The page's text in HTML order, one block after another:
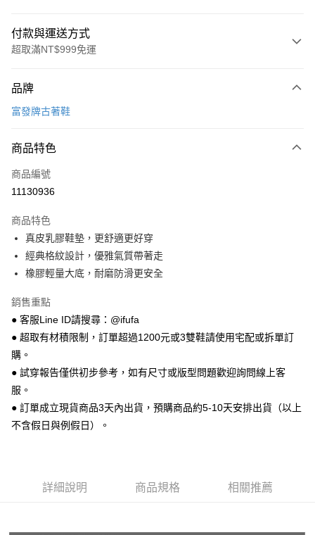
付款與運送方式
超取滿NT$999免運
信用卡一次付款
LINE Pay
Apple Pay
悠遊付
Google Pay
全盈+PAY
AFTEE先享後付
相關說明
【關於「AFTEE先享後付」】
AFTEE先享後付是「在收到商品之後才付款」的支付方式。 讓您購物簡單
１．簡單：不需註冊會員、不需綁卡、不需儲值。
２．便利：只要手機號碼，簡訊認證，即可結帳。
３．安心：先確認商品／服務後，再付款。
【「AFTEE先享後付」結帳流程】
ATM／網路銀行／等多元方式進行付款，方視為交易完成。
ATM付款
全家 取貨付款
每筆NT$70，滿NT$999(含以上)免運費
7-11 取貨付款
品牌
富發牌古著鞋
商品特色
商品編號
11130936
商品特色
真皮乳膠鞋墊，更舒適更好穿
經典格紋設計，優雅氣質帶著走
橡膠輕量大底，耐磨防滑更安全
銷售重點
● 客服Line ID請搜尋：@ifufa
● 超取有材積限制，訂單超過1200元或3雙鞋請使用宅配或拆單訂
購。
● 試穿報告僅供初步參考，如有尺寸或版型問題歡迎詢問線上客
服。
● 訂單成立現貨商品3天內出貨，預購商品約5-10天安排出貨（以上
不含假日與例假日）。
詳細說明 商品規格 相關推薦